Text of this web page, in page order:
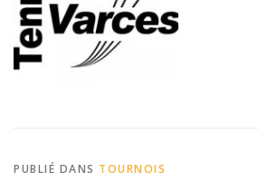
PUBLIÉ DANS TOURNOIS